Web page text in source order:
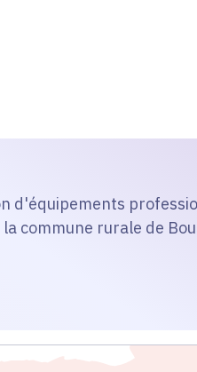
d'équipements
commune rurale de